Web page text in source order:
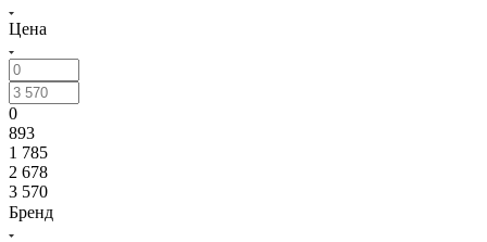
Цена
0
893
1 785
2 678
3 570
Бренд